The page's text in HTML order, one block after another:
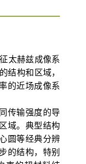
太赫兹成像系
结构和区域，
的近场成像系
传输强度的导
域。典型结构
圆等经典分辨
的结构，特别